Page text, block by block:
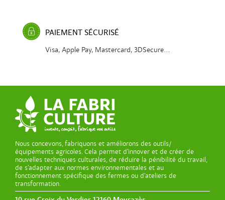
PAIEMENT SÉCURISÉ
Visa, Apple Pay, Mastercard, 3DSecure...
Nous concevons, fabriquons et améliorons des outils/
équipements agricoles. Cela permet d’innover et de créer de
nouvelles techniques culturales, de réduire la pénibilité du travail,
de s’adapter aux normes environnementales et au
fonctionnement spécifique des fermes ou d’ateliers de
transformation.